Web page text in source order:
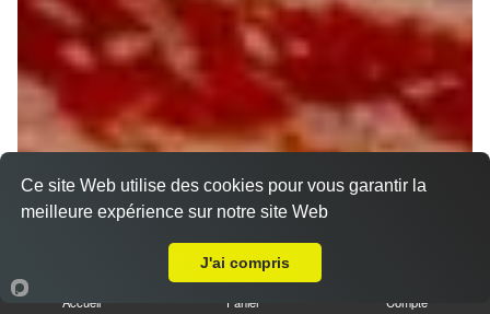
Accueil Panier Compte
Ce site Web utilise des cookies pour vous garantir la
meilleure expérience sur notre site Web
J'ai compris